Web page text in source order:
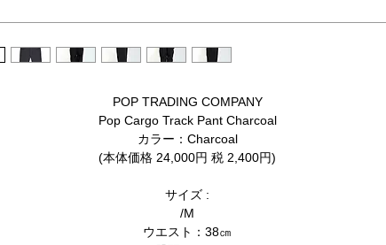
POP TRADING COMPANY
Pop Cargo Track Pant Charcoal
カラー：Charcoal
(本体価格 24,000円 税 2,400円)
サイズ :
/M
ウエスト：38㎝